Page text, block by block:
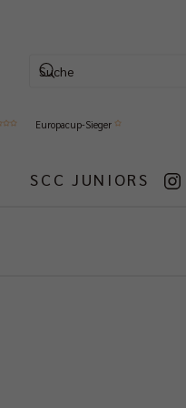
Europacup-Sieger
SCC JUNIORS